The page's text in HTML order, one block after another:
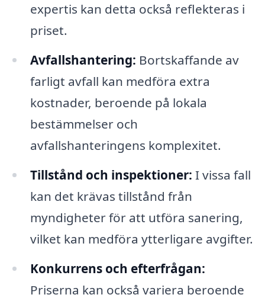
expertis kan detta också reflekteras i
priset.
Avfallshantering: Bortskaffande av
farligt avfall kan medföra extra
kostnader, beroende på lokala
bestämmelser och
avfallshanteringens komplexitet.
Tillstånd och inspektioner: I vissa fall
kan det krävas tillstånd från
myndigheter för att utföra sanering,
vilket kan medföra ytterligare avgifter.
Konkurrens och efterfrågan:
Priserna kan också variera beroende